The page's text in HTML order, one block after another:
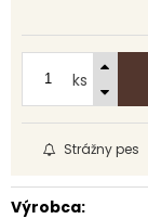
ks
Strážny pes
Výrobca: